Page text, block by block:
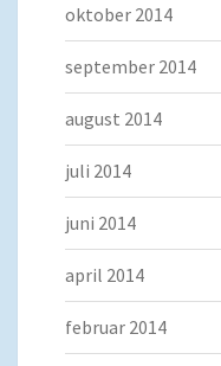
oktober 2014
september 2014
august 2014
juli 2014
juni 2014
april 2014
februar 2014